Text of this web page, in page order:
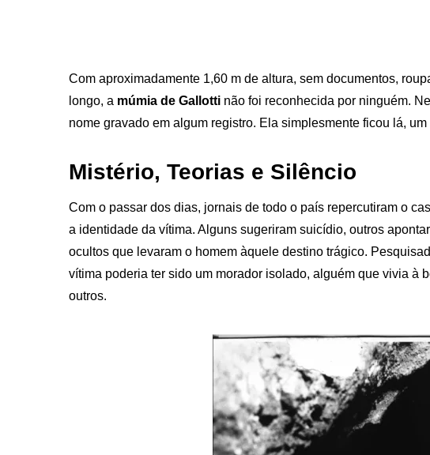
Com aproximadamente 1,60 m de altura, sem documentos,
longo, a múmia de Gallotti não foi reconhecida por ninguém.
nome gravado em algum registro. Ela simplesmente ficou lá,
Mistério, Teorias e Silêncio
Com o passar dos dias, jornais de todo o país repercutiram o
a identidade da vítima. Alguns sugeriram suicídio, outros
ocultos que levaram o homem àquele destino trágico.
vítima poderia ter sido um morador isolado, alguém que vivia à
outros.